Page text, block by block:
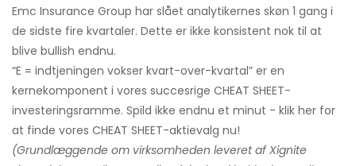
Emc Insurance Group har slået analytikernes skøn 1 gang i
de sidste fire kvartaler. Dette er ikke konsistent nok til at
blive bullish endnu.
“E = indtjeningen vokser kvart-over-kvartal” er en
kernekomponent i vores succesrige CHEAT SHEET-
investeringsramme. Spild ikke endnu et minut - klik her for
at finde vores CHEAT SHEET-aktievalg nu!
(Grundlæggende om virksomheden leveret af Xignite